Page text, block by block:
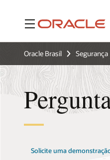
Menu
Oracle Brasil Segurança
Solicite uma